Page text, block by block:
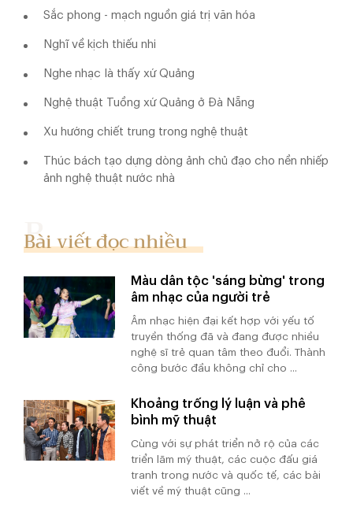
Sắc phong - mạch nguồn giá trị văn hóa
Nghĩ về kịch thiếu nhi
Nghe nhạc là thấy xứ Quảng
Nghệ thuật Tuồng xứ Quảng ở Đà Nẵng
Xu hướng chiết trung trong nghệ thuật
Thúc bách tạo dựng dòng ảnh chủ đạo cho nền nhiếp
ảnh nghệ thuật nước nhà
Bài viết đọc nhiều
Màu dân tộc 'sáng bừng' trong
âm nhạc của người trẻ
Âm nhạc hiện đại kết hợp với yếu tố
truyền thống đã và đang được nhiều
nghệ sĩ trẻ quan tâm theo đuổi. Thành
công bước đầu không chỉ cho ...
Khoảng trống lý luận và phê
bình mỹ thuật
Cùng với sự phát triển nở rộ của các
triển lãm mỹ thuật, các cuộc đấu giá
tranh trong nước và quốc tế, các bài
viết về mỹ thuật cũng ...